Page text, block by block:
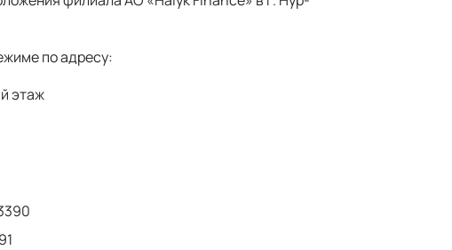
по адресу:
этаж